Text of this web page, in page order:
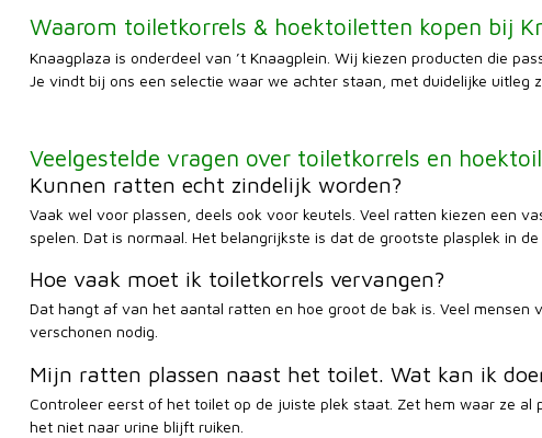
Waarom toiletkorrels & hoektoiletten kopen bij
Knaagplaza is onderdeel van ’t Knaagplein. Wij kiezen producten die
Je vindt bij ons een selectie waar we achter staan, met duidelijke uitleg
Veelgestelde vragen over toiletkorrels en
Kunnen ratten echt zindelijk worden?
Vaak wel voor plassen, deels ook voor keutels. Veel ratten kiezen een
spelen. Dat is normaal. Het belangrijkste is dat de grootste plasplek in
Hoe vaak moet ik toiletkorrels vervangen?
Dat hangt af van het aantal ratten en hoe groot de bak is. Veel
verschonen nodig.
Mijn ratten plassen naast het toilet. Wat kan ik
Controleer eerst of het toilet op de juiste plek staat. Zet hem waar ze
het niet naar urine blijft ruiken.